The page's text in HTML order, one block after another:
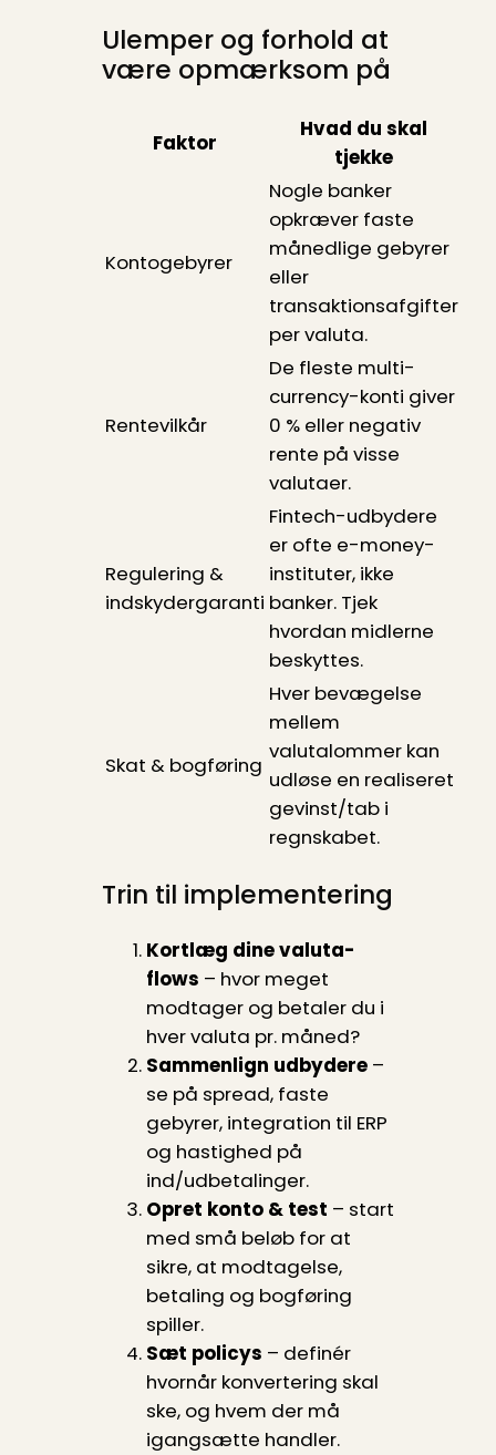
Ulemper og forhold at
være opmærksom på
Faktor
Hvad du skal
tjekke
Kontogebyrer
Nogle banker
opkræver faste
månedlige gebyrer
eller
transaktionsafgifter
per valuta.
Rentevilkår
De fleste multi-
currency-konti giver
0 % eller negativ
rente på visse
valutaer.
Regulering &
indskydergaranti
Fintech-udbydere
er ofte e-money-
instituter, ikke
banker. Tjek
hvordan midlerne
beskyttes.
Skat & bogføring
Hver bevægelse
mellem
valutalommer kan
udløse en realiseret
gevinst/tab i
regnskabet.
Trin til implementering
Kortlæg dine valuta-
flows – hvor meget
modtager og betaler du i
hver valuta pr. måned?
Sammenlign udbydere–
se på spread, faste
gebyrer, integration til ERP
og hastighed på
ind/udbetalinger.
Opret konto & test – start
med små beløb for at
sikre, at modtagelse,
betaling og bogføring
spiller.
Sæt policys – definér
hvornår konvertering skal
ske, og hvem der må
igangsætte handler.